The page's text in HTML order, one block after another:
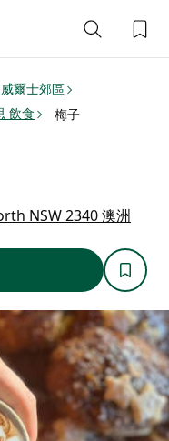
爾士郊區
飲食 梅子
NSW 2340 澳洲